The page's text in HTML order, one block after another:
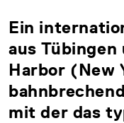
Ein
aus
Harbor (New
mit der das